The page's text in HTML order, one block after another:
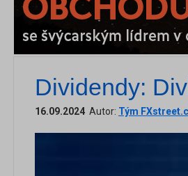
Dividendy:
16.09.2024 Autor: Tým